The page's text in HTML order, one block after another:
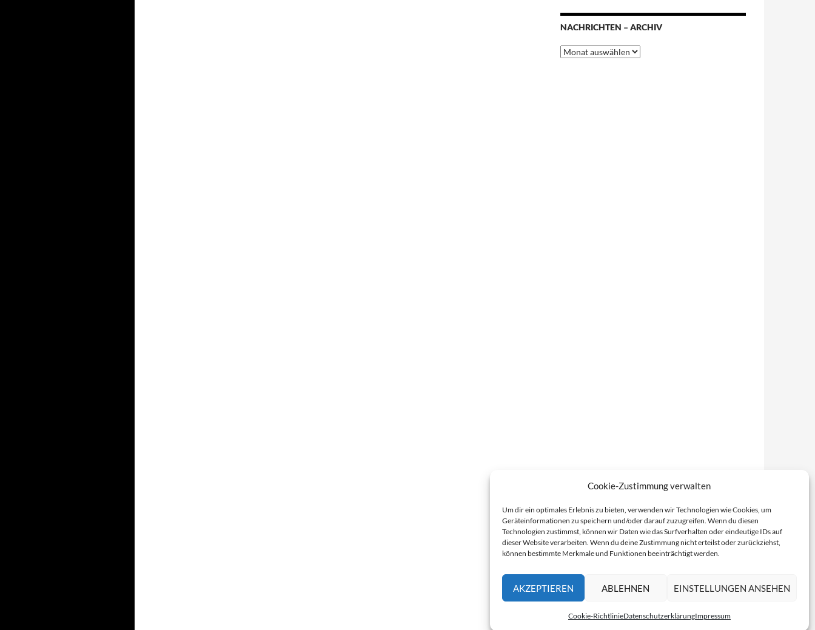
Cookie-Zustimmung verwalten
Um dir ein optimales Erlebnis zu bieten, verwenden wir Technologien wie Cookies, um
Geräteinformationen zu speichern und/oder darauf zuzugreifen. Wenn du diesen
Technologien zustimmst, können wir Daten wie das Surfverhalten oder eindeutige IDs auf
dieser Website verarbeiten. Wenn du deine Zustimmung nicht erteilst oder zurückziehst,
können bestimmte Merkmale und Funktionen beeinträchtigt werden.
AKZEPTIEREN ABLEHNEN EINSTELLUNGEN ANSEHEN
Cookie-RichtlinieDatenschutzerklärungImpressum
NACHRICHTEN – ARCHIV
Nachrichten
–